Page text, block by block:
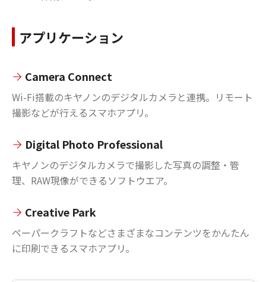
アプリケーション
Camera Connect
Wi-Fi搭載のキヤノンのデジタルカメラと連携。リモート
撮影などが行えるスマホアプリ。
Digital Photo Professional
キヤノンのデジタルカメラで撮影した写真の調整・管
理、RAW現像ができるソフトウエア。
Creative Park
ペーパークラフトなどさまざまなコンテンツをかんたん
に印刷できるスマホアプリ。